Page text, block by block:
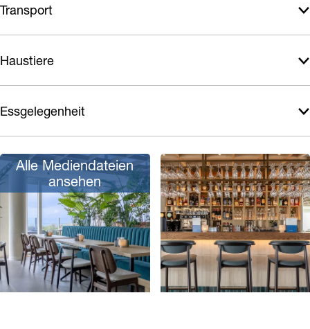
Transport
Haustiere
Essgelegenheit
Alle Mediendateien
ansehen